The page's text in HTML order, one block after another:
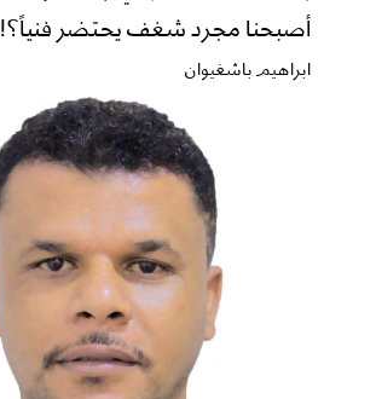
أصبحنا مجرد شغف يحتضر فنياً؟!
ابراهيم باشغيوان